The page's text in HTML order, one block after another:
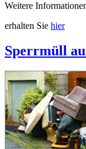
Weitere
erhalten Sie hier
Sperrmüll